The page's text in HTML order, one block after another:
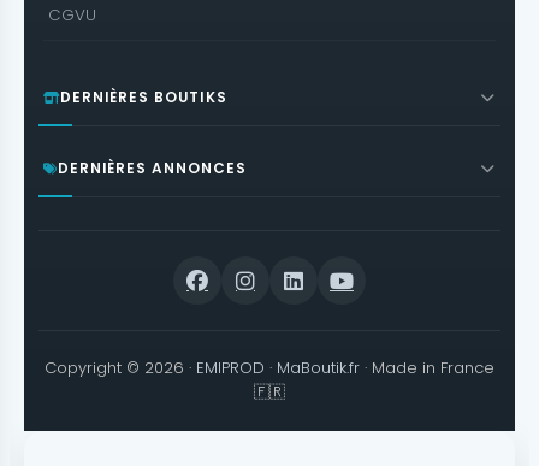
CGVU
DERNIÈRES BOUTIKS
DERNIÈRES ANNONCES
Copyright © 2026 · EMIPROD · MaBoutik.fr · Made in France
🇫🇷